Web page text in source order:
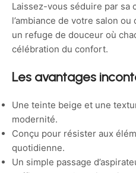
Laissez-vous séduire par sa
l’ambiance de votre salon
un refuge de douceur où
célébration du confort.
Les avantages
Une teinte beige et une
modernité.
Conçu pour résister aux
quotidienne.
Un simple passage